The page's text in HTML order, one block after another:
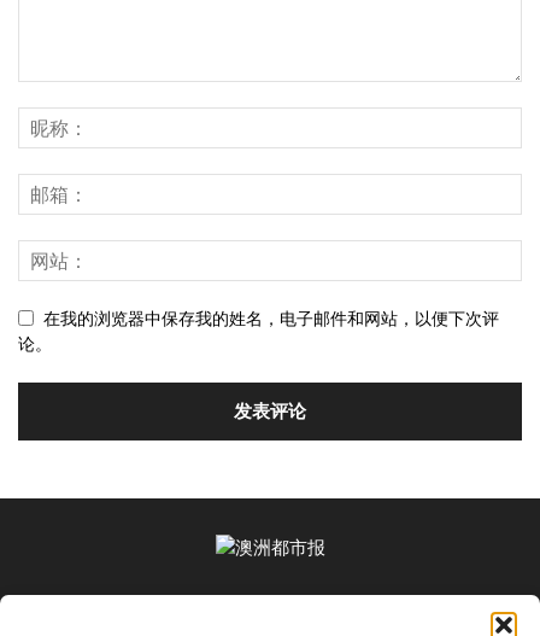
在我的浏览器中保存我的姓名，电子邮件和网站，以便下次评
论。